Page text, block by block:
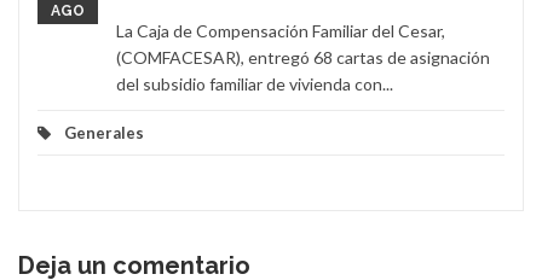
AGO
La Caja de Compensación Familiar del Cesar,
(COMFACESAR), entregó 68 cartas de asignación
del subsidio familiar de vivienda con...
Generales
Deja un comentario